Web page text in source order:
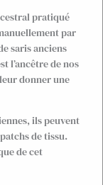
pratiqué
par
saris anciens
l’ancêtre de nos
donner une
ils peuvent
de tissu.
de cet